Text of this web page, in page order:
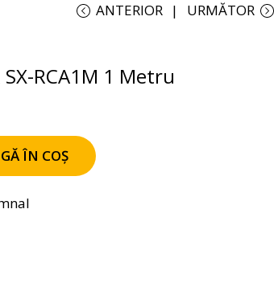
ANTERIOR URMĂTOR
RCA1M 1 Metru
ÎN COȘ